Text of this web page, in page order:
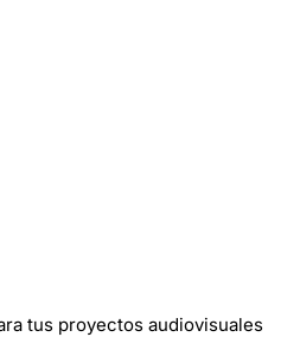
tus proyectos audiovisuales